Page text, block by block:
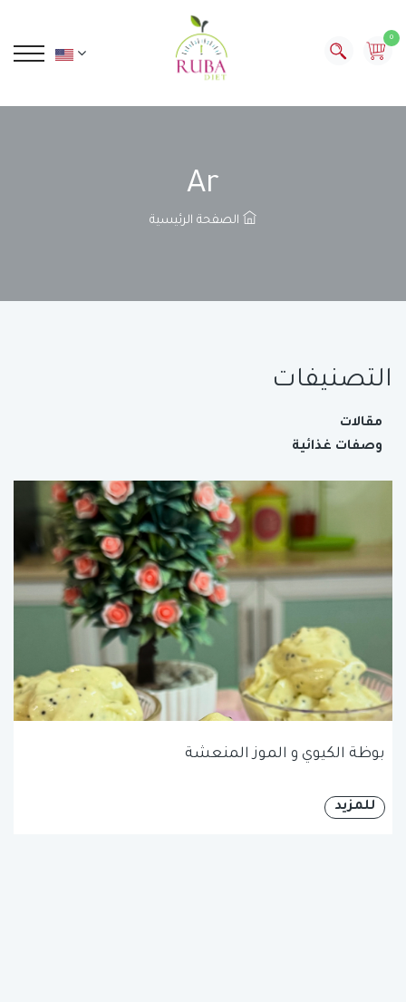
0
Ar
الصفحة الرئيسية
التصنيفات
مقالات
وصفات غذائية
بوظة الكيوي و الموز المنعشة
للمزيد